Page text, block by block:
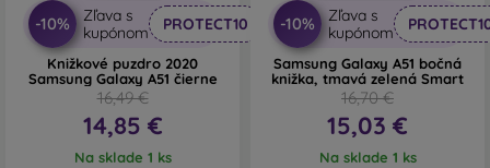
-10%
Zľava s
kupónom
PROTECT10
Knižkové puzdro 2020
Samsung Galaxy A51 čierne
16,49 €
14,85 €
Na sklade 1 ks
-10%
Zľava s
kupónom
Samsung Galaxy A51 bočná
knižka, tmavá zelená Smart
16,70 €
15,03 €
Na sklade 1 ks